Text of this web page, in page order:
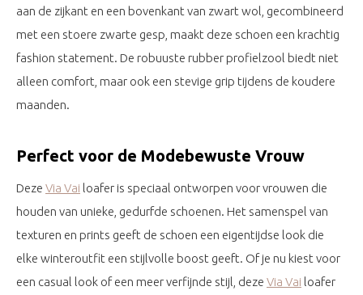
aan de zijkant en een bovenkant van zwart wol, gecombineerd
met een stoere zwarte gesp, maakt deze schoen een krachtig
fashion statement. De robuuste rubber profielzool biedt niet
alleen comfort, maar ook een stevige grip tijdens de koudere
maanden.
Perfect voor de Modebewuste Vrouw
Deze Via Vai loafer is speciaal ontworpen voor vrouwen die
houden van unieke, gedurfde schoenen. Het samenspel van
texturen en prints geeft de schoen een eigentijdse look die
elke winteroutfit een stijlvolle boost geeft. Of je nu kiest voor
een casual look of een meer verfijnde stijl, deze Via Vai loafer